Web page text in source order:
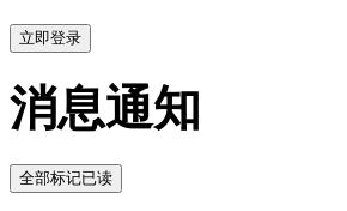
立即登录
消息通知
全部标记已读